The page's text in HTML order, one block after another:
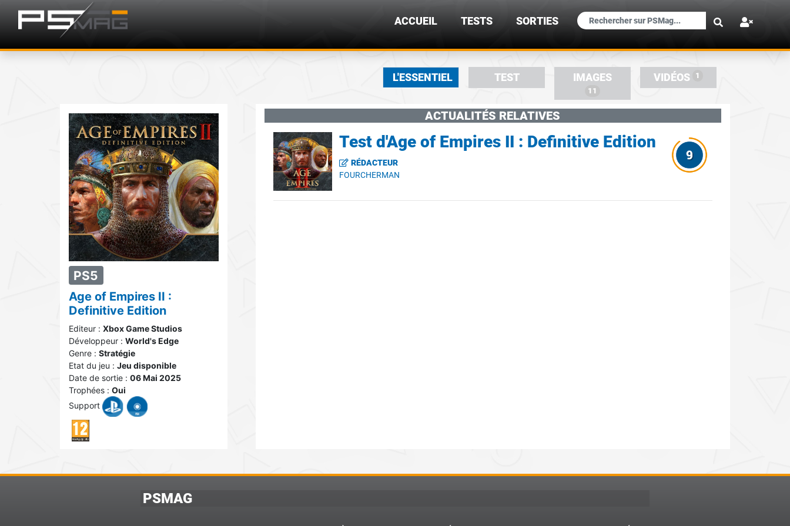
×
ACCUEIL TESTS SORTIES
L'ESSENTIEL TEST IMAGES
11
VIDÉOS 1
PS5
Age of Empires II :
Definitive Edition
Editeur : Xbox Game Studios
Développeur : World's Edge
Genre : Stratégie
Etat du jeu : Jeu disponible
Date de sortie : 06 Mai 2025
Trophées : Oui
Support
ACTUALITÉS RELATIVES
Test d'Age of Empires II : Definitive Edition
RÉDACTEUR
FOURCHERMAN
PSMAG